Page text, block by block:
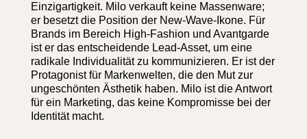
Einzigartigkeit. Milo verkauft keine Massenware;
er besetzt die Position der New-Wave-Ikone. Für
Brands im Bereich High-Fashion und Avantgarde
ist er das entscheidende Lead-Asset, um eine
radikale Individualität zu kommunizieren. Er ist der
Protagonist für Markenwelten, die den Mut zur
ungeschönten Ästhetik haben. Milo ist die Antwort
für ein Marketing, das keine Kompromisse bei der
Identität macht.